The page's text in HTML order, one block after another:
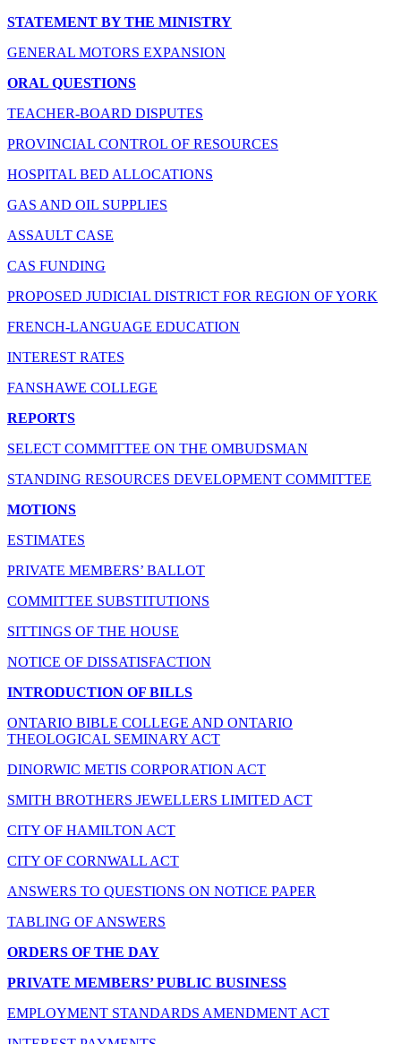
STATEMENT BY THE MINISTRY
GENERAL MOTORS EXPANSION
ORAL QUESTIONS
TEACHER-BOARD DISPUTES
PROVINCIAL CONTROL OF RESOURCES
HOSPITAL BED ALLOCATIONS
GAS AND OIL SUPPLIES
ASSAULT CASE
CAS FUNDING
PROPOSED JUDICIAL DISTRICT FOR REGION OF YORK
FRENCH-LANGUAGE EDUCATION
INTEREST RATES
FANSHAWE COLLEGE
REPORTS
SELECT COMMITTEE ON THE OMBUDSMAN
STANDING RESOURCES DEVELOPMENT COMMITTEE
MOTIONS
ESTIMATES
PRIVATE MEMBERS’ BALLOT
COMMITTEE SUBSTITUTIONS
SITTINGS OF THE HOUSE
NOTICE OF DISSATISFACTION
INTRODUCTION OF BILLS
ONTARIO BIBLE COLLEGE AND ONTARIO
THEOLOGICAL SEMINARY ACT
DINORWIC METIS CORPORATION ACT
SMITH BROTHERS JEWELLERS LIMITED ACT
CITY OF HAMILTON ACT
CITY OF CORNWALL ACT
ANSWERS TO QUESTIONS ON NOTICE PAPER
TABLING OF ANSWERS
ORDERS OF THE DAY
PRIVATE MEMBERS’ PUBLIC BUSINESS
EMPLOYMENT STANDARDS AMENDMENT ACT